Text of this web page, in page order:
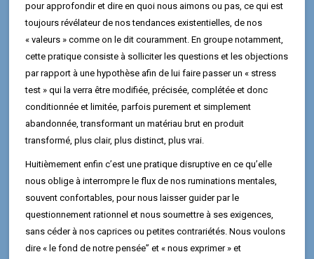
pour approfondir et dire en quoi nous aimons ou pas, ce qui est
toujours révélateur de nos tendances existentielles, de nos
« valeurs » comme on le dit couramment. En groupe notamment,
cette pratique consiste à solliciter les questions et les objections
par rapport à une hypothèse afin de lui faire passer un « stress
test » qui la verra être modifiée, précisée, complétée et donc
conditionnée et limitée, parfois purement et simplement
abandonnée, transformant un matériau brut en produit
transformé, plus clair, plus distinct, plus vrai.
Huitièmement enfin c’est une pratique disruptive en ce qu’elle
nous oblige à interrompre le flux de nos ruminations mentales,
souvent confortables, pour nous laisser guider par le
questionnement rationnel et nous soumettre à ses exigences,
sans céder à nos caprices ou petites contrariétés. Nous voulons
dire « le fond de notre pensée” et « nous exprimer » et